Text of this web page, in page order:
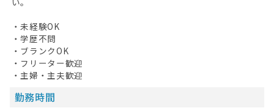
HOME
無料会員登録
・未経験OK
・学歴不問
・ブランクOK
・フリーター歓迎
・主婦・主夫歓迎
勤務時間